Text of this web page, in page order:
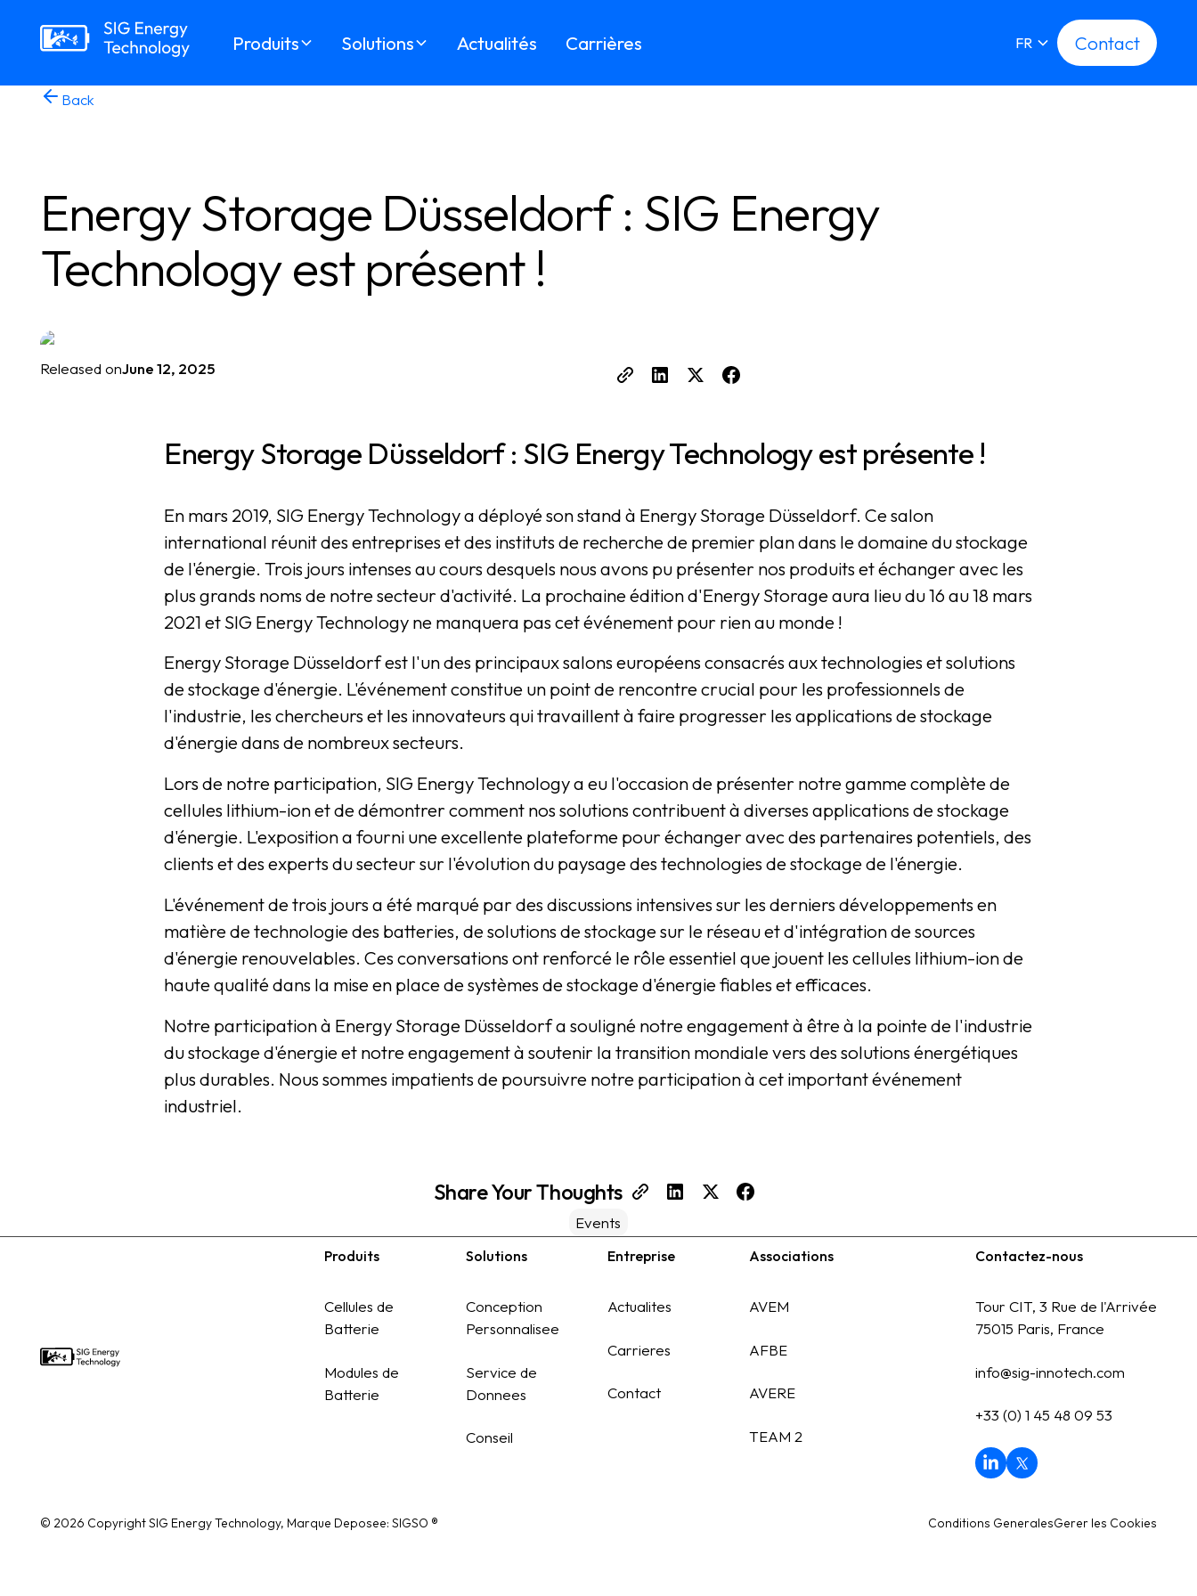
Produits Solutions Actualités Carrières FR
Contact
Contact
Back
Energy Storage Düsseldorf : SIG Energy
Technology est présent !
Released onJune 12, 2025
Energy Storage Düsseldorf : SIG Energy Technology est présente !
En mars 2019, SIG Energy Technology a déployé son stand à Energy Storage Düsseldorf. Ce salon
international réunit des entreprises et des instituts de recherche de premier plan dans le domaine du stockage
de l'énergie. Trois jours intenses au cours desquels nous avons pu présenter nos produits et échanger avec les
plus grands noms de notre secteur d'activité. La prochaine édition d'Energy Storage aura lieu du 16 au 18 mars
2021 et SIG Energy Technology ne manquera pas cet événement pour rien au monde !
Energy Storage Düsseldorf est l'un des principaux salons européens consacrés aux technologies et solutions
de stockage d'énergie. L'événement constitue un point de rencontre crucial pour les professionnels de
l'industrie, les chercheurs et les innovateurs qui travaillent à faire progresser les applications de stockage
d'énergie dans de nombreux secteurs.
Lors de notre participation, SIG Energy Technology a eu l'occasion de présenter notre gamme complète de
cellules lithium-ion et de démontrer comment nos solutions contribuent à diverses applications de stockage
d'énergie. L'exposition a fourni une excellente plateforme pour échanger avec des partenaires potentiels, des
clients et des experts du secteur sur l'évolution du paysage des technologies de stockage de l'énergie.
L'événement de trois jours a été marqué par des discussions intensives sur les derniers développements en
matière de technologie des batteries, de solutions de stockage sur le réseau et d'intégration de sources
d'énergie renouvelables. Ces conversations ont renforcé le rôle essentiel que jouent les cellules lithium-ion de
haute qualité dans la mise en place de systèmes de stockage d'énergie fiables et efficaces.
Notre participation à Energy Storage Düsseldorf a souligné notre engagement à être à la pointe de l'industrie
du stockage d'énergie et notre engagement à soutenir la transition mondiale vers des solutions énergétiques
plus durables. Nous sommes impatients de poursuivre notre participation à cet important événement
industriel.
Share Your Thoughts
Events
Produits
Cellules de
Batterie
Modules de
Batterie
Solutions
Conception
Personnalisee
Service de
Donnees
Conseil
Entreprise
Actualites
Carrieres
Contact
Associations
AVEM
AFBE
AVERE
TEAM 2
Contactez-nous
Tour CIT, 3 Rue de l'Arrivée
75015 Paris, France
info@sig-innotech.com
+33 (0) 1 45 48 09 53
© 2026 Copyright SIG Energy Technology, Marque Deposee: SIGSO ® Conditions GeneralesGerer les Cookies